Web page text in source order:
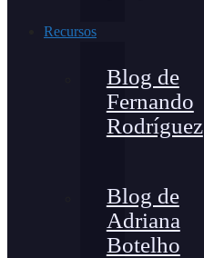
Recursos
Blog de
Fernando
Rodríguez
Blog de
Adriana
Botelho